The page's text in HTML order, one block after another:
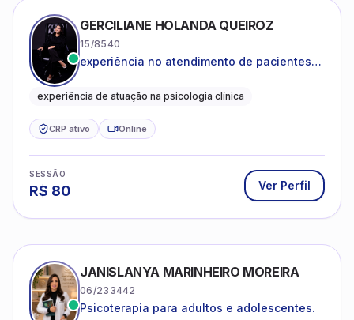
GERCILIANE HOLANDA QUEIROZ
15/8540
experiência no atendimento de pacientes
catastróficos e comportamentos
experiência de atuação na psicologia clínica
CRP ativo Online
SESSÃO
R$ 80 Ver Perfil
JANISLANYA MARINHEIRO MOREIRA
06/233442
Psicoterapia para adultos e adolescentes.